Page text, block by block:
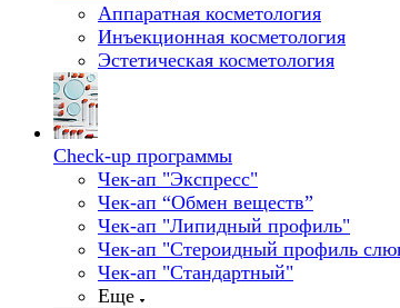
Аппаратная косметология
Инъекционная косметология
Эстетическая косметология
Check-up программы
Чек-ап "Экспресс"
Чек-ап “Обмен веществ”
Чек-ап "Липидный профиль"
Чек-ап "Стероидный профиль
Чек-ап "Стандартный"
Еще